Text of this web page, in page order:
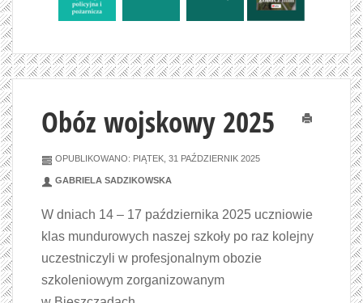
Obóz wojskowy 2025
OPUBLIKOWANO: PIĄTEK, 31 PAŹDZIERNIK 2025
GABRIELA SADZIKOWSKA
W dniach 14 – 17 października 2025 uczniowie
klas mundurowych naszej szkoły po raz kolejny
uczestniczyli w profesjonalnym obozie
szkoleniowym zorganizowanym